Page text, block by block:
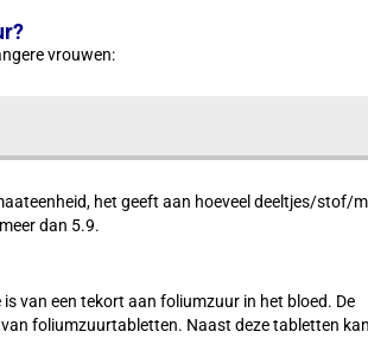
vrouwen:
het geeft aan hoeveel deeltjes/stof/
dan 5.9.
van een tekort aan foliumzuur in het bloed. De
foliumzuurtabletten. Naast deze tabletten